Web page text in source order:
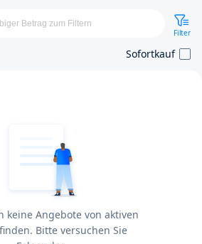
Filter
Sofortkauf
keine Angebote von aktiven
Bitte versuchen Sie